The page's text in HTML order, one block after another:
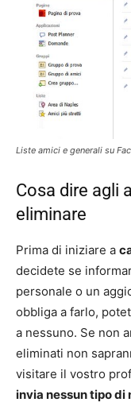
Liste amici e generali su
Cosa dire agli
eliminare
Prima di iniziare a
decidete se
personale o un
obbliga a farlo,
a nessuno. Se non
eliminati non
visitare il vostro
invia nessun tipo di